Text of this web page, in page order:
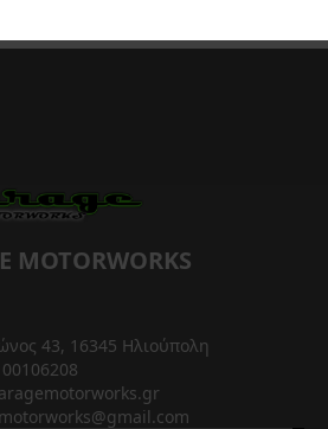
MOTORWORKS
43, 16345 Ηλιούπολη